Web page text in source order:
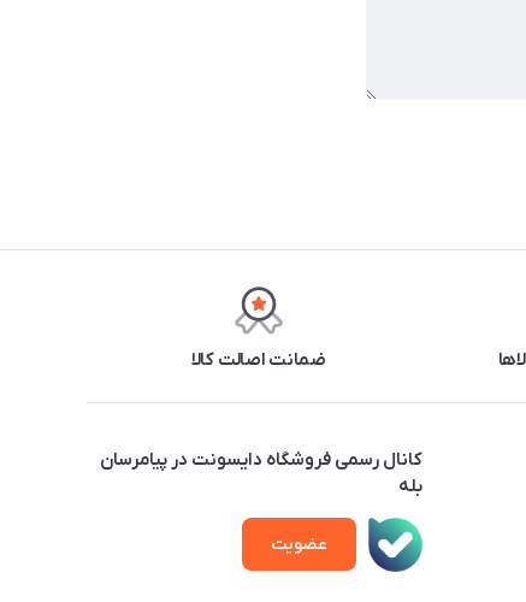
ضمانت اصالت کالا
کانال رسمی فروشگاه دایسونت در پیامرسان
بله
عضویت